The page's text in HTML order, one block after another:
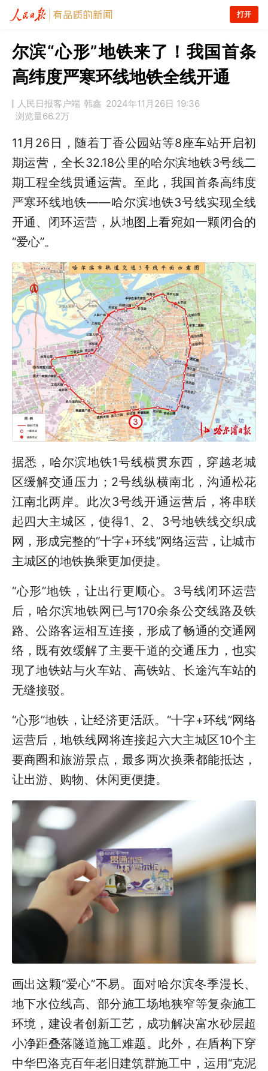
打开
尔滨“心形”地铁来了！我国首条
高纬度严寒环线地铁全线开通
人民日报客户端 韩鑫 2024年11月26日 19:36
浏览量66.2万
11月26日，随着丁香公园站等8座车站开启初
期运营，全长32.18公里的哈尔滨地铁3号线二
期工程全线贯通运营。至此，我国首条高纬度
严寒环线地铁——哈尔滨地铁3号线实现全线
开通、闭环运营，从地图上看宛如一颗闭合的
“爱心”。
据悉，哈尔滨地铁1号线横贯东西，穿越老城
区缓解交通压力；2号线纵横南北，沟通松花
江南北两岸。此次3号线开通运营后，将串联
起四大主城区，使得1、2、3号地铁线交织成
网，形成完整的“十字+环线”网络运营，让城市
主城区的地铁换乘更加便捷。
“心形”地铁，让出行更顺心。3号线闭环运营
后，哈尔滨地铁网已与170余条公交线路及铁
路、公路客运相互连接，形成了畅通的交通网
络，既有效缓解了主要干道的交通压力，也实
现了地铁站与火车站、高铁站、长途汽车站的
无缝接驳。
“心形”地铁，让经济更活跃。“十字+环线”网络
运营后，地铁线网将连接起六大主城区10个主
要商圈和旅游景点，最多两次换乘都能抵达，
让出游、购物、休闲更便捷。
画出这颗“爱心”不易。面对哈尔滨冬季漫长、
地下水位线高、部分施工场地狭窄等复杂施工
环境，建设者创新工艺，成功解决富水砂层超
小净距叠落隧道施工难题。此外，在盾构下穿
中华巴洛克百年老旧建筑群施工中，运用“克泥